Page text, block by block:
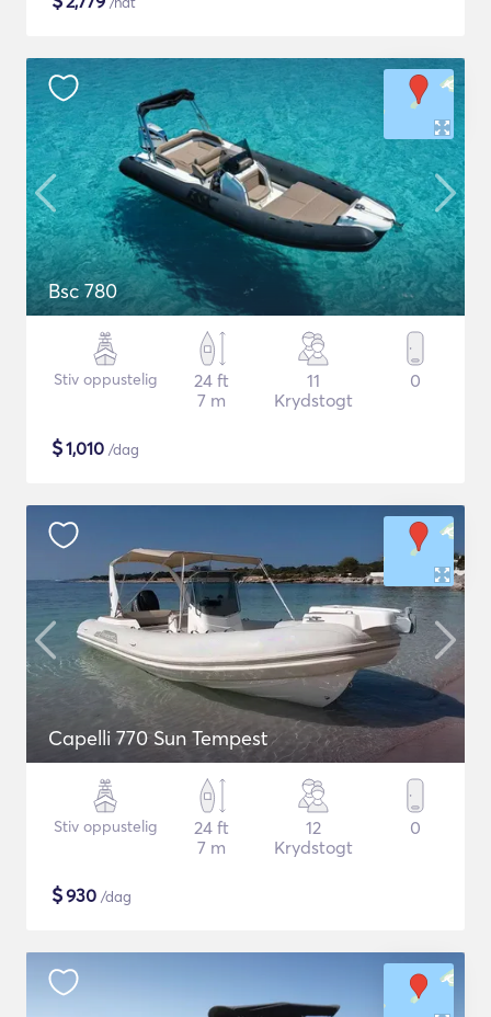
Bsc 780
Stiv oppustelig
24 ft
7 m
11
Krydstogt
0
$1,010 /dag
Capelli 770 Sun Tempest
Stiv oppustelig
24 ft
7 m
12
Krydstogt
0
$930 /dag